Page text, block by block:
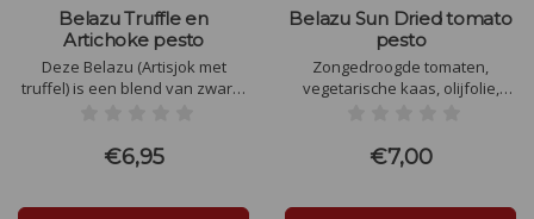
Belazu Truffle en
Artichoke pesto
Deze Belazu (Artisjok met
truffel) is een blend van zwarte
Artisjokken en Parmigiano
Reggiano worden subtiel
€6,95
Belazu Sun Dried tomato
pesto
Zongedroogde tomaten,
vegetarische kaas, olijfolie,
veelzijdige pesto
€7,00